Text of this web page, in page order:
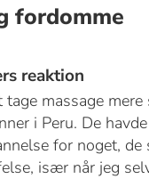
fordomme
reaktion
tage massage
i Peru. De
for noget,
især når jeg